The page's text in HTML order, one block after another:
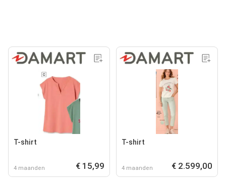
T-shirt
4 maanden € 15,99
T-shirt
4 maanden € 2.599,00